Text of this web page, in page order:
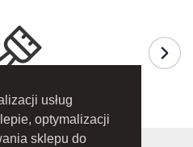
usług
optymalizacji
sklepu do